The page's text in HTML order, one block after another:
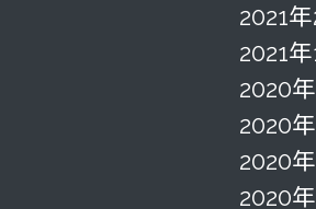
2021
2021
2020
2020
2020
2020